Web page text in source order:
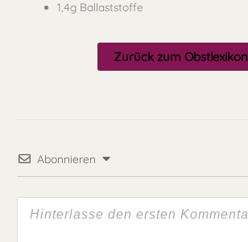
1,4g Ballaststoffe
Zurück zum Obstlexikon
Abonnieren